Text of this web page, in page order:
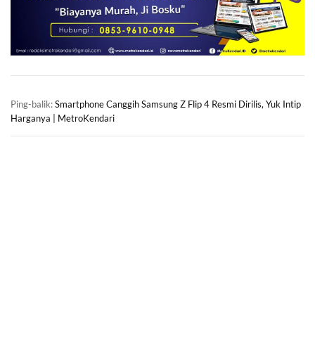
Ping-balik:Smartphone Canggih Samsung Z Flip 4 Resmi Dirilis, Yuk Intip
Harganya | MetroKendari